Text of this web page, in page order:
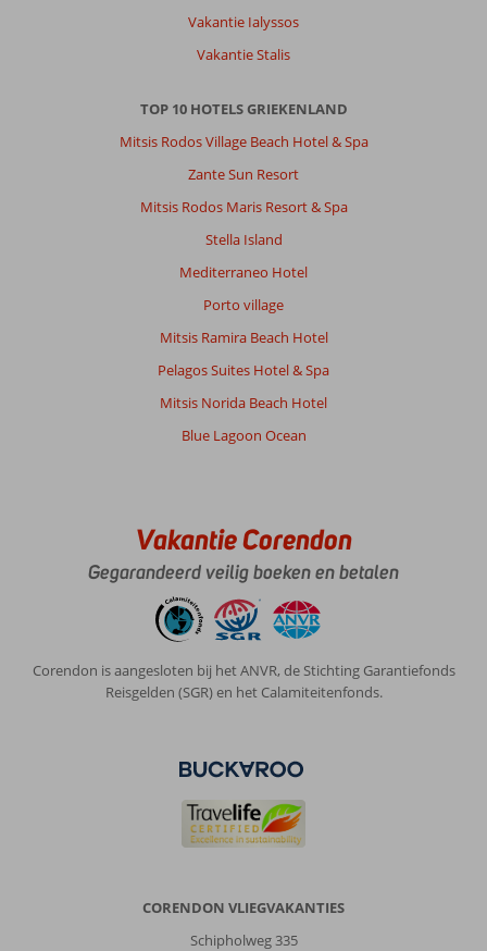
Vakantie Ialyssos
Vakantie Stalis
TOP 10 HOTELS GRIEKENLAND
Mitsis Rodos Village Beach Hotel & Spa
Zante Sun Resort
Mitsis Rodos Maris Resort & Spa
Stella Island
Mediterraneo Hotel
Porto village
Mitsis Ramira Beach Hotel
Pelagos Suites Hotel & Spa
Mitsis Norida Beach Hotel
Blue Lagoon Ocean
Vakantie Corendon
Gegarandeerd veilig boeken en betalen
Corendon is aangesloten bij het ANVR, de Stichting Garantiefonds
Reisgelden (SGR) en het Calamiteitenfonds.
CORENDON VLIEGVAKANTIES
Schipholweg 335